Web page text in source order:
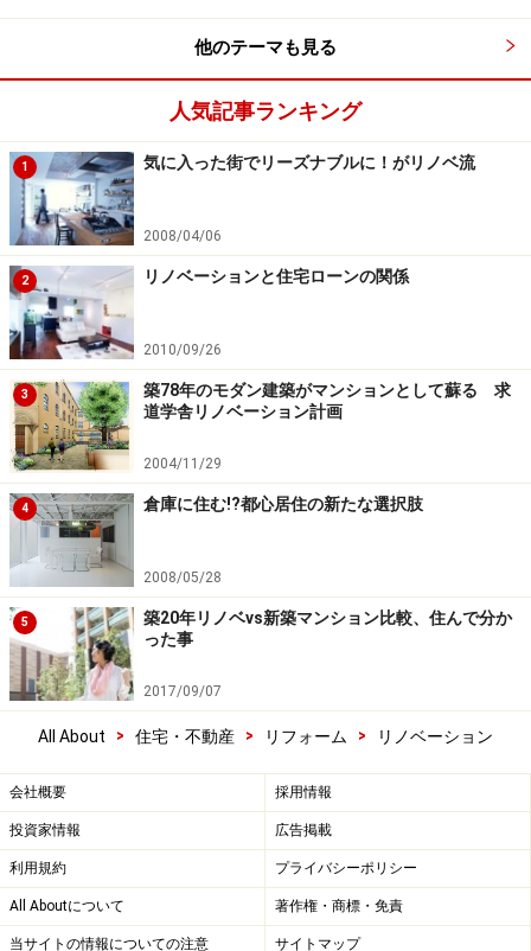
他のテーマも見る
人気記事ランキング
1 気に入った街でリーズナブルに！がリノベ流
2008/04/06
2 リノベーションと住宅ローンの関係
2010/09/26
3
築78年のモダン建築がマンションとして蘇る 求
道学舎リノベーション計画
2004/11/29
4 倉庫に住む!?都心居住の新たな選択肢
2008/05/28
5
築20年リノベvs新築マンション比較、住んで分か
った事
2017/09/07
All About > 住宅・不動産 > リフォーム > リノベーション
会社概要 採用情報
投資家情報 広告掲載
利用規約 プライバシーポリシー
All Aboutについて 著作権・商標・免責
当サイトの情報についての注意 サイトマップ